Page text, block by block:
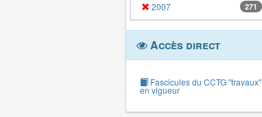
2007 271
Accès direct
Fascicules du CCTG "travaux"
en vigueur